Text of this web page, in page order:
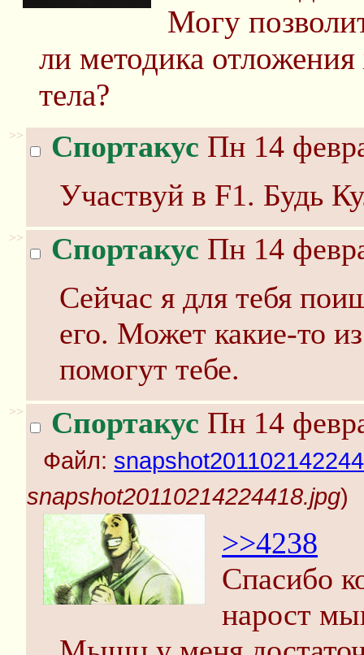
Могу
ли методика
тела?
>> Спортакус Пн 14
Участвуй в F1. Будь
>> Спортакус Пн 14
Сейчас я для тебя
его. Может какие-то
помогут тебе.
>> Спортакус Пн 14
Файл:
snapshot20110214224418.jpg)
>>4238
Спасибо
нарост